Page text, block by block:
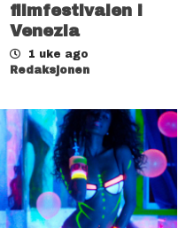
filmfestivalen i
Venezia
1 uke ago
Redaksjonen